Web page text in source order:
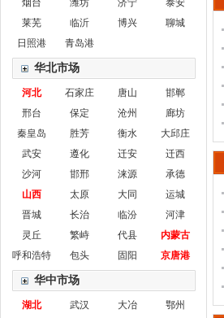
烟台
潍坊 济宁
泰安
莱芜
临沂 博兴
聊城
日照港
青岛港
华北市场
河北 石家庄 唐山
邯郸
邢台
保定 沧州
廊坊
秦皇岛
胜芳 衡水
大邱庄
武安
遵化 迁安
迁西
沙河
邯邢 涞源
承德
山西
太原 大同
运城
晋城
长治 临汾
河津
灵丘
繁峙 代县
内蒙古
呼和浩特
包头 固阳 京唐港
华中市场
湖北 武汉 大冶
鄂州